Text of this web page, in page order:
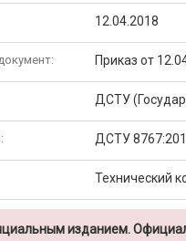
12.04.2018
Приказ от
ДСТУ
ДСТУ
Технический
изданием.